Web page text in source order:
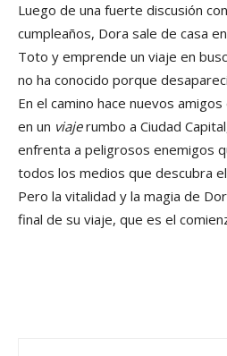
Luego de una fuerte discusión
cumpleaños, Dora sale de casa
Toto y emprende un viaje en
no ha conocido porque
En el camino hace nuevos
en un viajerumbo a Ciudad
enfrenta a peligrosos enemigos
todos los medios que descubra
Pero la vitalidad y la magia de
final de su viaje, que es el